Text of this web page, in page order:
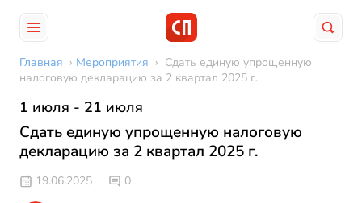
Главная › Мероприятия › Сдать единую упрощенную
налоговую декларацию за 2 квартал 2025 г.
1 июля - 21 июля
Сдать единую упрощенную налоговую
декларацию за 2 квартал 2025 г.
19.06.2025 0